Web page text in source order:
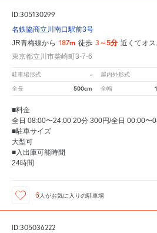
ID:305130299
名鉄協商立川南口駅前3号
JR青梅線から 187m 徒歩 3～5分 近くてオス
東京都立川市柴崎町3-7-6
駐車場形式 - 屋内外形式
全長 500cm 全幅
■料金
全日 08:00〜24:00 20分 300円/全日 00:00〜
■駐車サイズ
大型可
■入出庫可能時間
24時間
6 人がお気に入りの駐車場
ID:305036222